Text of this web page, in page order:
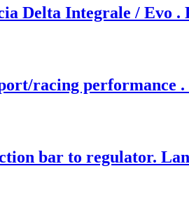
Delta Integrale / Evo
racing performance
bar to regulator.